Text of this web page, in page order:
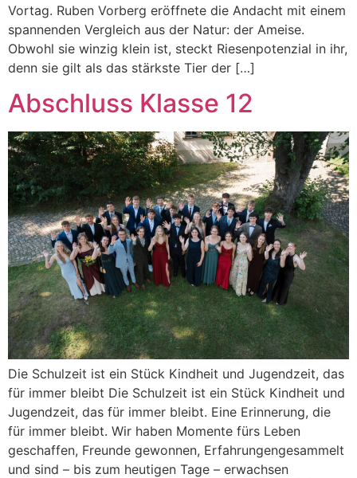
Vortag. Ruben Vorberg eröffnete die Andacht mit einem
spannenden Vergleich aus der Natur: der Ameise.
Obwohl sie winzig klein ist, steckt Riesenpotenzial in ihr,
denn sie gilt als das stärkste Tier der […]
Abschluss Klasse 12
Die Schulzeit ist ein Stück Kindheit und Jugendzeit, das
für immer bleibt Die Schulzeit ist ein Stück Kindheit und
Jugendzeit, das für immer bleibt. Eine Erinnerung, die
für immer bleibt. Wir haben Momente fürs Leben
geschaffen, Freunde gewonnen, Erfahrungengesammelt
und sind – bis zum heutigen Tage – erwachsen